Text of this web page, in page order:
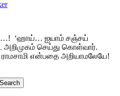
…! ‘ஹாய்… ஐயாம் சஞ்சய்
அறிமுகம் செய்து கொள்வார்.
ராமசாமி என்பதை அறியாமலேயே!